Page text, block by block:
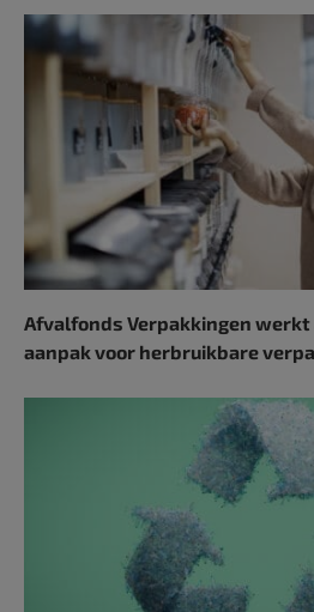
Afvalfonds Verpakkingen
aanpak voor herbruikbare